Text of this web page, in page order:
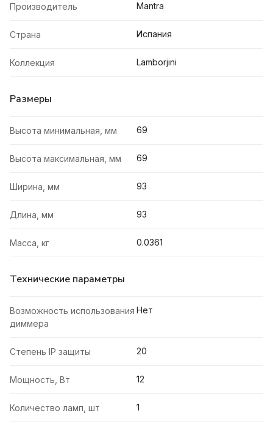
Производитель Mantra
Страна Испания
Коллекция Lamborjini
Размеры
Высота минимальная, мм 69
Высота максимальная, мм 69
Ширина, мм 93
Длина, мм 93
Масса, кг 0.0361
Технические параметры
Возможность использования
диммера
Нет
Степень IP защиты 20
Мощность, Вт 12
Количество ламп, шт 1